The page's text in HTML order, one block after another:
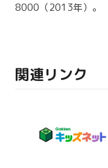
8000（2013年）。
関連リンク